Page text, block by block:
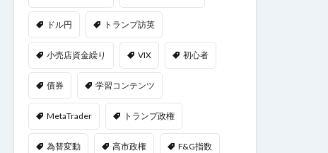
ドル円 トランプ訪英
小売店資金繰り VIX 初心者
債券 学習コンテンツ
MetaTrader トランプ政権
為替変動 高市政権 F&G指数